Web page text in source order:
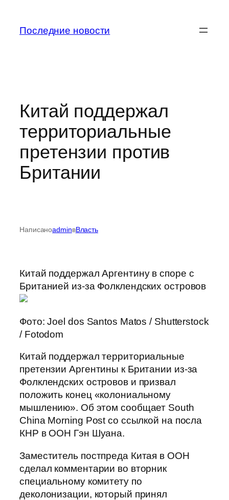
содержимому
Последние новости
Китай поддержал
территориальные
претензии против
Британии
НаписаноadminвВласть
Китай поддержал Аргентину в споре с
Британией из-за Фолклендских островов
Фото: Joel dos Santos Matos / Shutterstock
/ Fotodom
Китай поддержал территориальные
претензии Аргентины к Британии из-за
Фолклендских островов и призвал
положить конец «колониальному
мышлению». Об этом сообщает South
China Morning Post со ссылкой на посла
КНР в ООН Гэн Шуана.
Заместитель постпреда Китая в ООН
сделал комментарии во вторник
специальному комитету по
деколонизации, который принял